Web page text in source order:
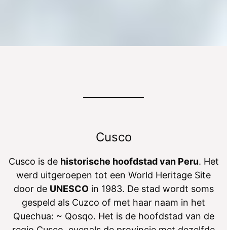
Cusco
Cusco is de historische hoofdstad van Peru. Het
werd uitgeroepen tot een World Heritage Site
door de UNESCOin 1983. De stad wordt soms
gespeld als Cuzco of met haar naam in het
Quechua: ~ Qosqo. Het is de hoofdstad van de